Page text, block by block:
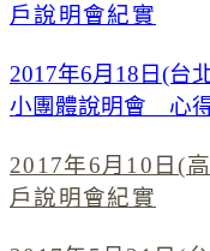
戶說明會紀實
2017年6月18日(台
小團體說明會 心
2017年6月10日(
戶說明會紀實